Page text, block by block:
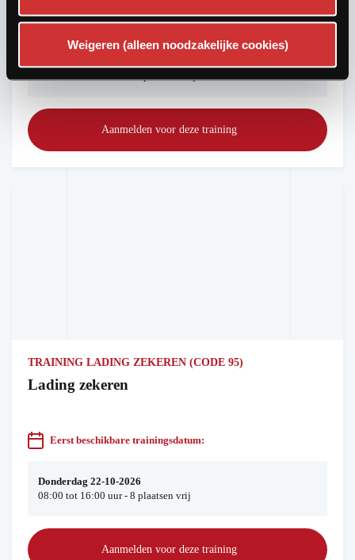
Weigeren (alleen noodzakelijke cookies)
Eerst beschikbare trainingsdatum:
Aanmelden voor deze training
TRAINING LADING ZEKEREN (CODE 95)
Lading zekeren
Eerst beschikbare trainingsdatum:
Donderdag 22-10-2026
08:00 tot 16:00 uur - 8 plaatsen vrij
Aanmelden voor deze training